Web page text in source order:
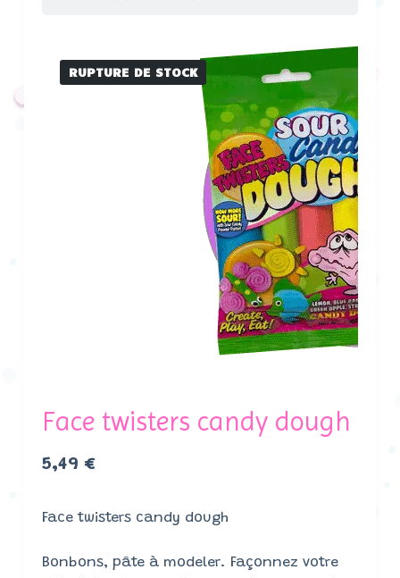
RUPTURE DE STOCK
Face twisters candy dough
5,49 €
Face twisters candy dough
Bonbons, pâte à modeler. Façonnez votre